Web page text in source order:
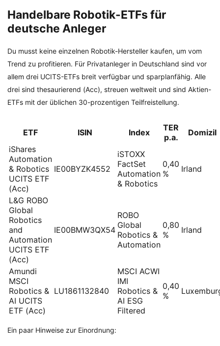
Handelbare Robotik-ETFs für
deutsche Anleger
Du musst keine einzelnen Robotik-Hersteller kaufen, um vom
Trend zu profitieren. Für Privatanleger in Deutschland sind vor
allem drei UCITS-ETFs breit verfügbar und sparplanfähig. Alle
drei sind thesaurierend (Acc), streuen weltweit und sind Aktien-
ETFs mit der üblichen 30-prozentigen Teilfreistellung.
ETF ISIN Index
TER
p.a.
Domizil
iShares
Automation
& Robotics
UCITS ETF
(Acc)
IE00BYZK4552
iSTOXX
FactSet
Automation
& Robotics
0,40
%
Irland
L&G ROBO
Global
Robotics
and
Automation
UCITS ETF
(Acc)
IE00BMW3QX54
ROBO
Global
Robotics &
Automation
0,80
%
Irland
Amundi
MSCI
Robotics &
AI UCITS
ETF (Acc)
LU1861132840
MSCI ACWI
IMI
Robotics &
AI ESG
Filtered
0,40
%
Ein paar Hinweise zur Einordnung: